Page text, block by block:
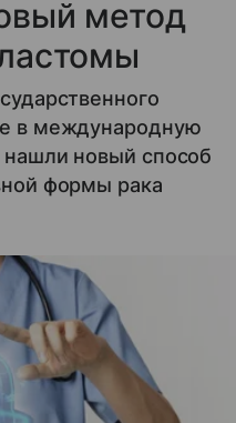
метод
в международную
нашли новый способ
формы рака